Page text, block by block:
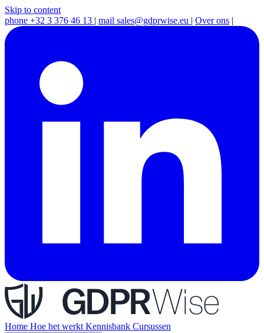
Skip to content
phone +32 3 376 46 13 | mail sales@gdprwise.eu | Over ons |
Home Hoe het werkt Kennisbank Cursussen